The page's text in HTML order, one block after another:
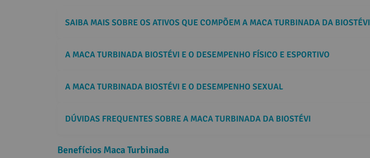
SAIBA MAIS SOBRE OS ATIVOS QUE COMPÕEM A MACA TURBINADA DA BIOSTÉVI
A MACA TURBINADA BIOSTÉVI E O DESEMPENHO FÍSICO E ESPORTIVO
A MACA TURBINADA BIOSTÉVI E O DESEMPENHO SEXUAL
DÚVIDAS FREQUENTES SOBRE A MACA TURBINADA DA BIOSTÉVI
Benefícios Maca Turbinada